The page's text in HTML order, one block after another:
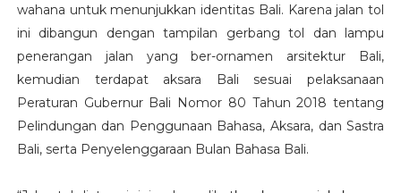
wahana untuk menunjukkan identitas Bali. Karena jalan tol
ini dibangun dengan tampilan gerbang tol dan lampu
penerangan jalan yang ber-ornamen arsitektur Bali,
kemudian terdapat aksara Bali sesuai pelaksanaan
Peraturan Gubernur Bali Nomor 80 Tahun 2018 tentang
Pelindungan dan Penggunaan Bahasa, Aksara, dan Sastra
Bali, serta Penyelenggaraan Bulan Bahasa Bali.